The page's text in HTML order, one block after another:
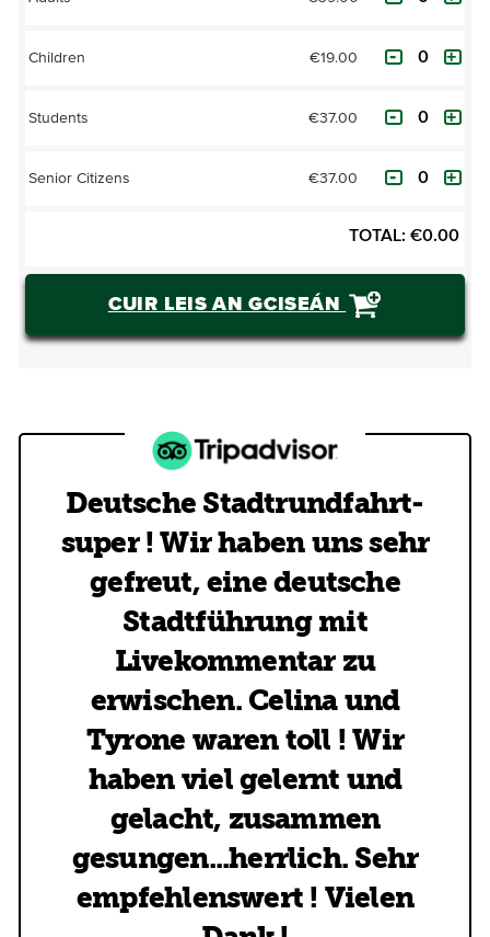
Children €19.00
Students €37.00
Senior Citizens €37.00
TOTAL: €0.00
CUIR LEIS AN GCISEÁN
Deutsche Stadtrundfahrt-
super ! Wir haben uns sehr
gefreut, eine deutsche
Stadtführung mit
Livekommentar zu
erwischen. Celina und
Tyrone waren toll ! Wir
haben viel gelernt und
gelacht, zusammen
gesungen...herrlich. Sehr
empfehlenswert ! Vielen